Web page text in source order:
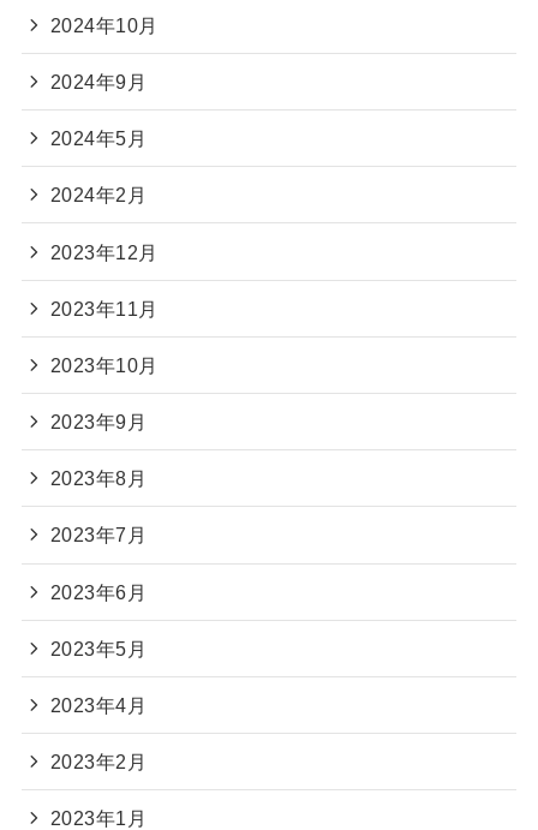
2024年10月
2024年9月
2024年5月
2024年2月
2023年12月
2023年11月
2023年10月
2023年9月
2023年8月
2023年7月
2023年6月
2023年5月
2023年4月
2023年2月
2023年1月